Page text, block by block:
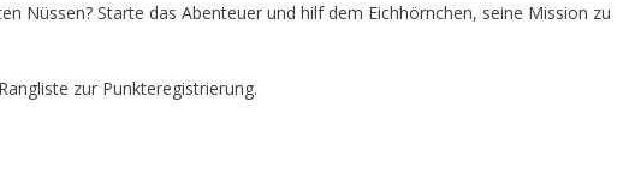
Nüssen? Starte das Abenteuer und hilf dem Eichhörnchen, seine Mission zu
zur Punkteregistrierung.